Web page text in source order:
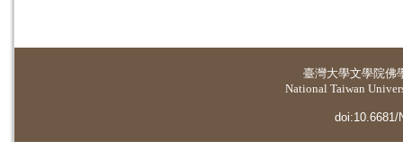
臺灣大學文學院佛
National Taiwan
doi:10.6681/